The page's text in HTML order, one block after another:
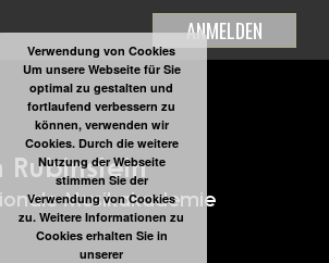
ANMELDEN
Verwendung von Cookies
Um unsere Webseite für Sie
optimal zu gestalten und
fortlaufend verbessern zu
können, verwenden wir
Cookies. Durch die weitere
Nutzung der Webseite
stimmen Sie der
Verwendung von Cookies
zu. Weitere Informationen zu
Cookies erhalten Sie in
unserer